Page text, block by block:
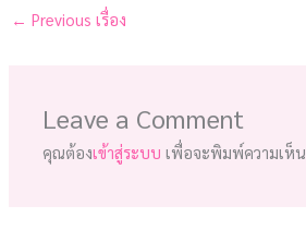
← Previous เรื่อง
Leave a Comment
คุณต้องเข้าสู่ระบบ เพื่อจะพิมพ์ความเห็น